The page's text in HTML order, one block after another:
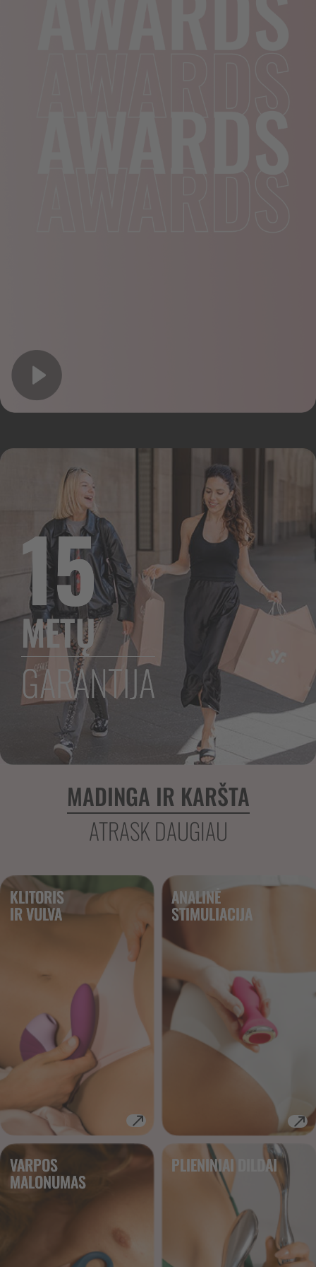
15
METŲ
GARANTIJA
MADINGA IR KARŠTA
ATRASK DAUGIAU
KLITORIS
IR VULVA
ANALINĖ
STIMULIACIJA
VARPOS
MALONUMAS
PLIENINIAI DILDAI